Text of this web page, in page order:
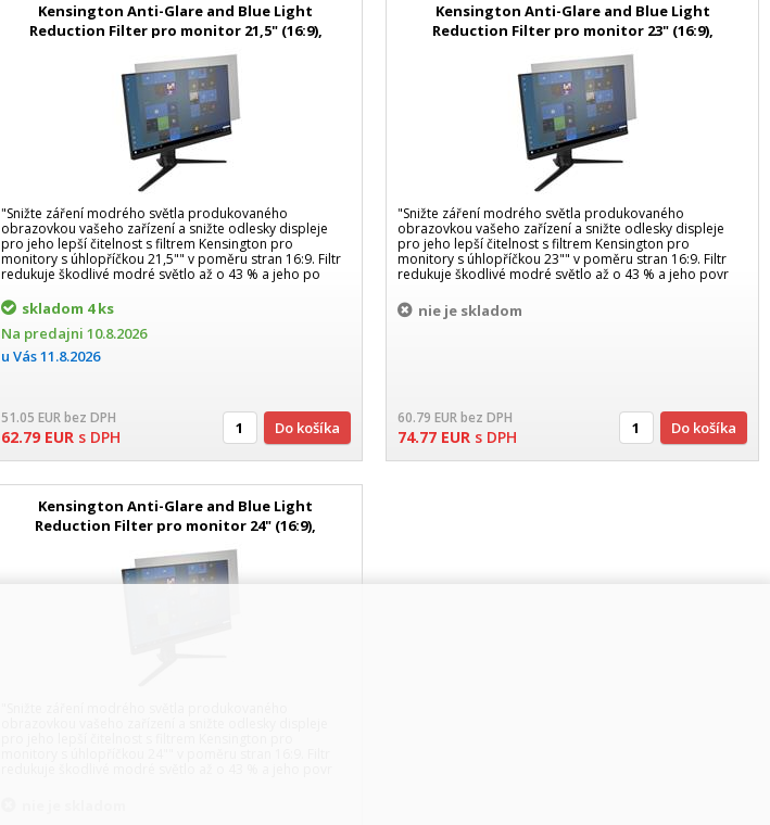
Kensington Anti-Glare and Blue Light
Reduction Filter pro monitor 21,5" (16:9),
"Snižte záření modrého světla produkovaného
obrazovkou vašeho zařízení a snižte odlesky displeje
pro jeho lepší čitelnost s filtrem Kensington pro
monitory s úhlopříčkou 21,5"" v poměru stran 16:9. Filtr
redukuje škodlivé modré světlo až o 43 % a jeho po
skladom 4 ks
Na predajni 10.8.2026
u Vás11.8.2026
51.05 EURbez DPH
62.79 EUR s DPH Do košíka
Kensington Anti-Glare and Blue Light
Reduction Filter pro monitor 23" (16:9),
"Snižte záření modrého světla produkovaného
obrazovkou vašeho zařízení a snižte odlesky displeje
pro jeho lepší čitelnost s filtrem Kensington pro
monitory s úhlopříčkou 23"" v poměru stran 16:9. Filtr
redukuje škodlivé modré světlo až o 43 % a jeho povr
nie je skladom
60.79 EURbez DPH
74.77 EUR s DPH Do košíka
Kensington Anti-Glare and Blue Light
Reduction Filter pro monitor 24" (16:9),